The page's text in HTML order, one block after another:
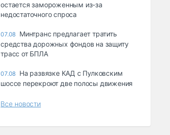
остается замороженным из-за
недостаточного спроса
07.08 Минтранс предлагает тратить
средства дорожных фондов на защиту
трасс от БПЛА
07.08 На развязке КАД с Пулковским
шоссе перекроют две полосы движения
Все новости